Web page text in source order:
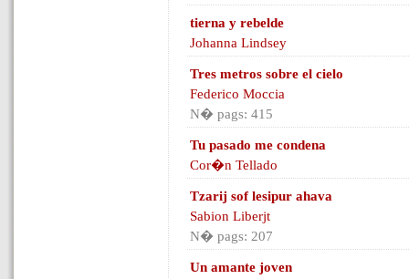
tierna y rebelde
Johanna Lindsey
Tres metros sobre el cielo
Federico Moccia
N� pags: 415
Tu pasado me condena
Cor�n Tellado
Tzarij sof lesipur ahava
Sabion Liberjt
N� pags: 207
Un amante joven